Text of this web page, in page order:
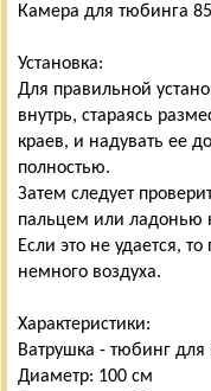
Камера для тюбинга
Установка:
Для правильной
внутрь, стараясь
краев, и надувать ее
полностью.
Затем следует
пальцем или ладонью
Если это не удается, то
немного воздуха.
Характеристики:
Ватрушка - тюбинг
Диаметр: 100 см